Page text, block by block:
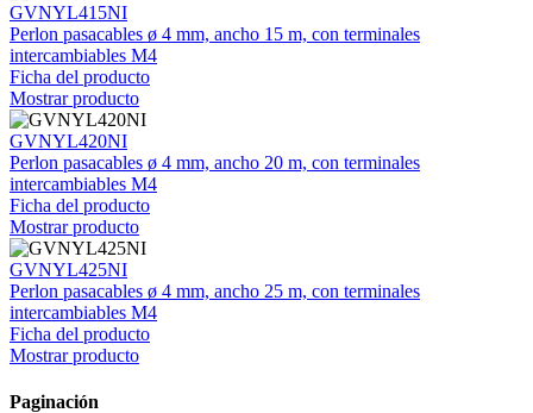
GVNYL415NI
Perlon pasacables ø 4 mm, ancho 15 m, con terminales
intercambiables M4
Ficha del producto
Mostrar producto
GVNYL420NI
Perlon pasacables ø 4 mm, ancho 20 m, con terminales
intercambiables M4
Ficha del producto
Mostrar producto
GVNYL425NI
Perlon pasacables ø 4 mm, ancho 25 m, con terminales
intercambiables M4
Ficha del producto
Mostrar producto
Paginación